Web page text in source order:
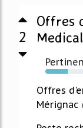
2
Offres
54%
Offres
Mérignac